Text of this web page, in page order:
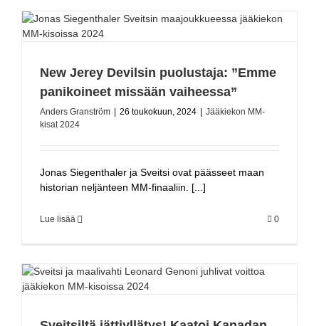
New Jerey Devilsin puolustaja: ”Emme
panikoineet missään vaiheessa”
Anders Granström 26 toukokuun, 2024
Jääkiekon MM-
kisat 2024
Jonas Siegenthaler ja Sveitsi ovat päässeet maan
historian neljänteen MM-finaaliin. [...]
Lue lisää 0